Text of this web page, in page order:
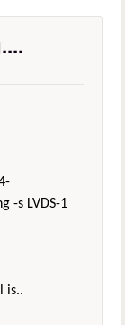
-s LVDS-1
is..